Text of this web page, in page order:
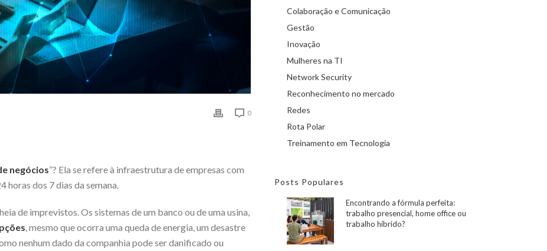
0
negócios”? Ela se refere à infraestrutura de empresas com
horas dos 7 dias da semana.
de imprevistos. Os sistemas de um banco ou de uma usina,
, mesmo que ocorra uma queda de energia, um desastre
nenhum dado da companhia pode ser danificado ou
Colaboração e Comunicação
Gestão
Inovação
Mulheres na TI
Network Security
Reconhecimento no mercado
Redes
Rota Polar
Treinamento em Tecnologia
Posts Populares
Encontrando a fórmula perfeita:
trabalho presencial, home office ou
trabalho híbrido?